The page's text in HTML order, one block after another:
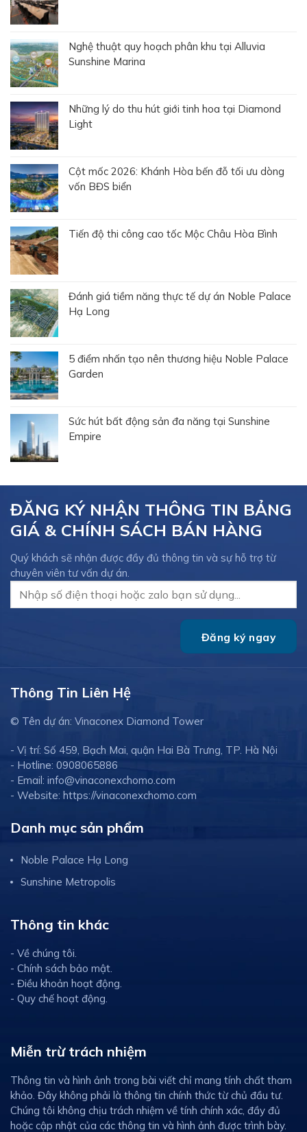
Nghệ thuật quy hoạch phân khu tại Alluvia
Sunshine Marina
Những lý do thu hút giới tinh hoa tại Diamond
Light
Cột mốc 2026: Khánh Hòa bến đỗ tối ưu dòng
vốn BĐS biển
Tiến độ thi công cao tốc Mộc Châu Hòa Bình
Đánh giá tiềm năng thực tế dự án Noble Palace
Hạ Long
5 điểm nhấn tạo nên thương hiệu Noble Palace
Garden
Sức hút bất động sản đa năng tại Sunshine
Empire
ĐĂNG KÝ NHẬN THÔNG TIN BẢNG
GIÁ & CHÍNH SÁCH BÁN HÀNG
Quý khách sẽ nhận được đầy đủ thông tin và sự hỗ trợ từ
chuyên viên tư vấn dự án.
Thông Tin Liên Hệ
© Tên dự án: Vinaconex Diamond Tower
- Vị trí: Số 459, Bạch Mai, quận Hai Bà Trưng, TP. Hà Nội
- Hotline: 0908065886
- Email: info@vinaconexchomo.com
- Website: https://vinaconexchomo.com
Danh mục sản phẩm
Noble Palace Hạ Long
Sunshine Metropolis
Thông tin khác
- Về chúng tôi.
- Chính sách bảo mật.
- Điều khoản hoạt động.
- Quy chế hoạt động.
Miễn trừ trách nhiệm
Thông tin và hình ảnh trong bài viết chỉ mang tính chất tham
khảo. Đây không phải là thông tin chính thức từ chủ đầu tư.
Chúng tôi không chịu trách nhiệm về tính chính xác, đầy đủ
hoặc cập nhật của các thông tin và hình ảnh được trình bày.